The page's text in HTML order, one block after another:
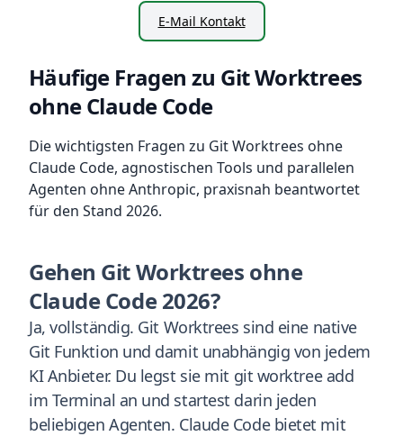
E-Mail Kontakt
Häufige Fragen zu Git Worktrees
ohne Claude Code
Die wichtigsten Fragen zu Git Worktrees ohne
Claude Code, agnostischen Tools und parallelen
Agenten ohne Anthropic, praxisnah beantwortet
für den Stand 2026.
Gehen Git Worktrees ohne
Claude Code 2026?
Ja, vollständig. Git Worktrees sind eine native
Git Funktion und damit unabhängig von jedem
KI Anbieter. Du legst sie mit git worktree add
im Terminal an und startest darin jeden
beliebigen Agenten. Claude Code bietet mit